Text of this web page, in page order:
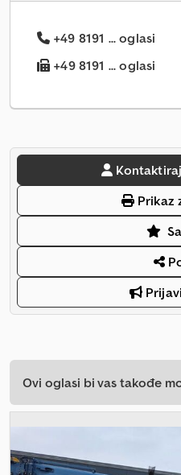
+49 8191 ... oglasi
+49 8191 ... oglasi
Prikaz
Ovi oglasi bi vas takođe